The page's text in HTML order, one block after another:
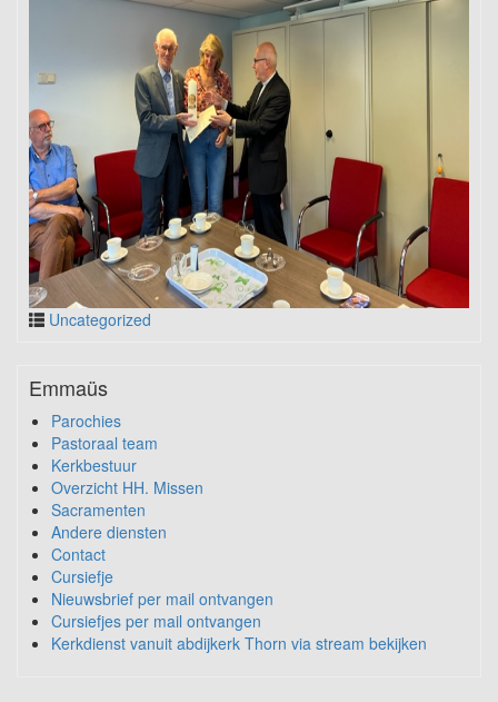
Uncategorized
Emmaüs
Parochies
Pastoraal team
Kerkbestuur
Overzicht HH. Missen
Sacramenten
Andere diensten
Contact
Cursiefje
Nieuwsbrief per mail ontvangen
Cursiefjes per mail ontvangen
Kerkdienst vanuit abdijkerk Thorn via stream bekijken